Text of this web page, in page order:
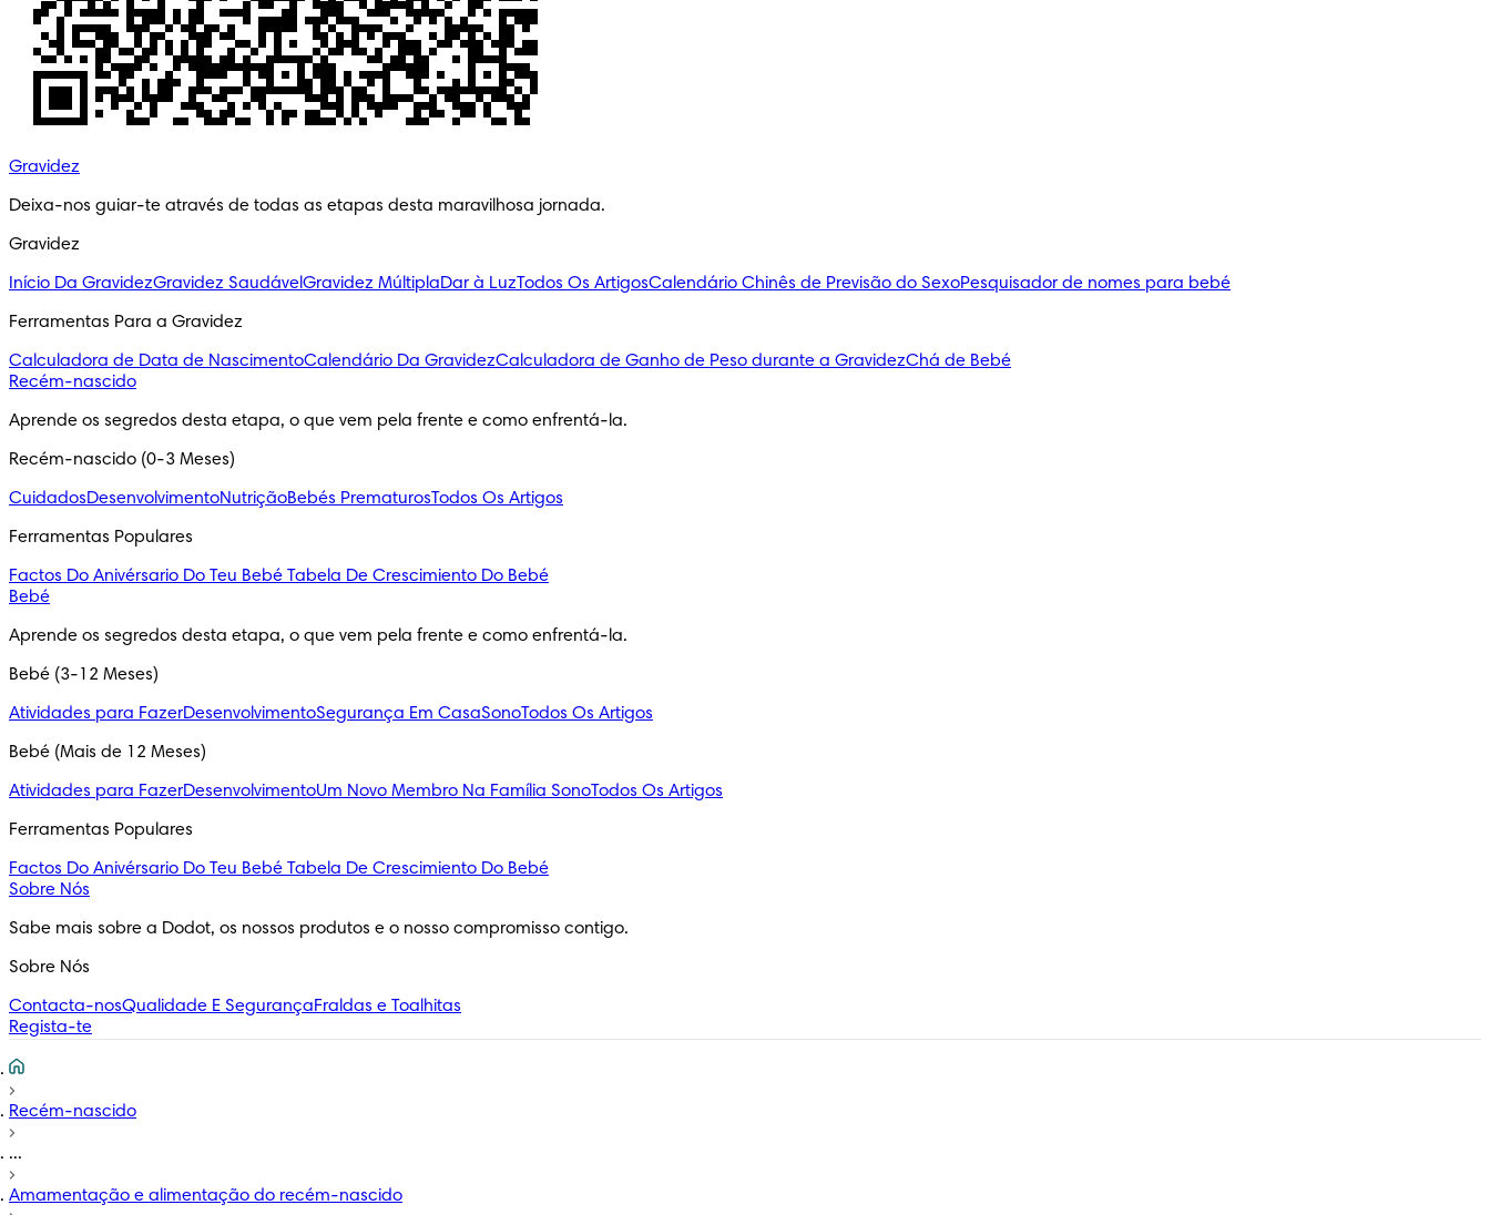
Gravidez
Deixa-nos guiar-te através de todas as etapas desta maravilhosa jornada.
Gravidez
Início Da GravidezGravidez SaudávelGravidez MúltiplaDar à LuzTodos Os ArtigosCalendário Chinês de Previsão do SexoPesquisador de nomes para bebé
Ferramentas Para a Gravidez
Calculadora de Data de NascimentoCalendário Da GravidezCalculadora de Ganho de Peso durante a GravidezChá de Bebé
Recém-nascido
Aprende os segredos desta etapa, o que vem pela frente e como enfrentá-la.
Recém-nascido (0-3 Meses)
CuidadosDesenvolvimentoNutriçãoBebés PrematurosTodos Os Artigos
Ferramentas Populares
Factos Do Anivérsario Do Teu Bebé Tabela De Crescimiento Do Bebé
Bebé
Aprende os segredos desta etapa, o que vem pela frente e como enfrentá-la.
Bebé (3-12 Meses)
Atividades para FazerDesenvolvimentoSegurança Em CasaSonoTodos Os Artigos
Bebé (Mais de 12 Meses)
Atividades para FazerDesenvolvimentoUm Novo Membro Na Família SonoTodos Os Artigos
Ferramentas Populares
Factos Do Anivérsario Do Teu Bebé Tabela De Crescimiento Do Bebé
Sobre Nós
Sabe mais sobre a Dodot, os nossos produtos e o nosso compromisso contigo.
Sobre Nós
Contacta-nosQualidade E SegurançaFraldas e Toalhitas
Regista-te
Recém-nascido
...
Amamentação e alimentação do recém-nascido